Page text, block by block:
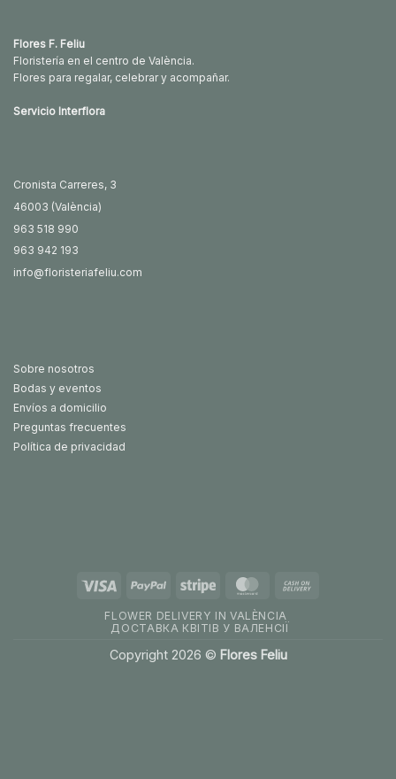
Flores F. Feliu
Floristería en el centro de València.
Flores para regalar, celebrar y acompañar.
Servicio Interflora
Cronista Carreres, 3
46003 (València)
963 518 990
963 942 193
info@floristeriafeliu.com
Sobre nosotros
Bodas y eventos
Envíos a domicilio
Preguntas frecuentes
Política de privacidad
Visa PayPal Stripe MasterCard
FLOWER DELIVERY IN VALÈNCIA
ДОСТАВКА КВІТІВ У ВАЛЕНСІЇ
Copyright 2026 © Flores Feliu